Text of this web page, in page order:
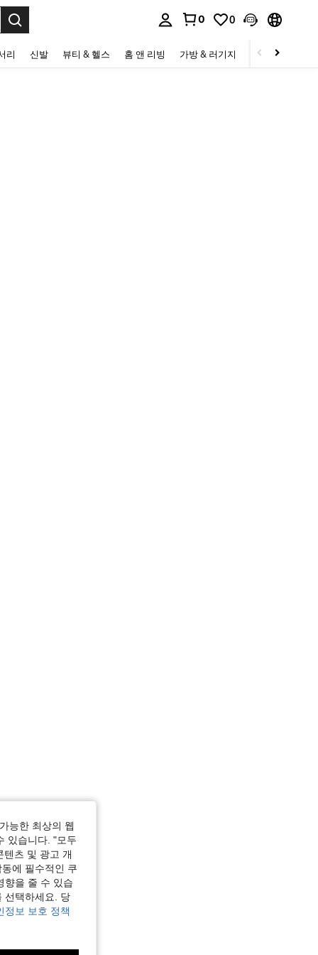
0 0
리 신발 뷰티 & 헬스 홈 앤 리빙 가방 & 러기지 스포츠 & 아웃
능한 최상의 웹
있습니다. "모두
츠 및 광고 개
에 필수적인 쿠
향을 줄 수 있습
선택하세요. 당
정보 보호 정책